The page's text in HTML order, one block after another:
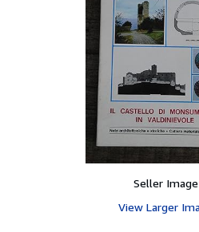
Seller Image
View Larger